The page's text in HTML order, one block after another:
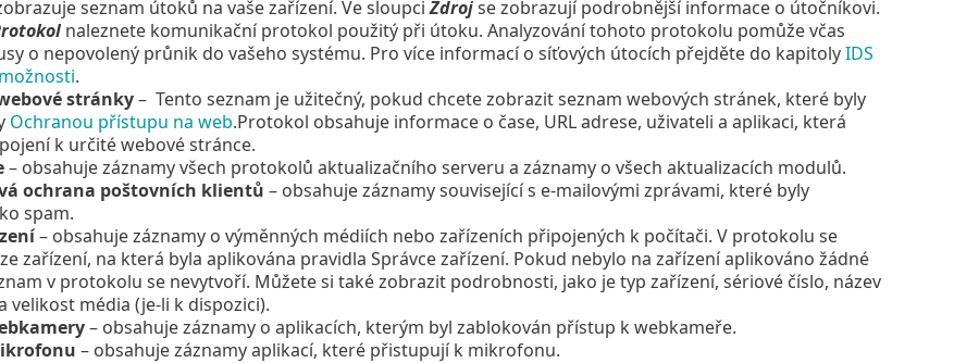
seznam útoků na vaše zařízení. Ve sloupciZdrojse zobrazují podrobnější informace o útočníkovi.
naleznete komunikační protokol použitý při útoku. Analyzování tohoto protokolu pomůže včas
o nepovolený průnik do vašeho systému. Pro více informací o síťových útocích přejděte do kapitolyIDS
.
stránky– Tento seznam je užitečný, pokud chcete zobrazit seznam webových stránek, které byly
Ochranou přístupu na web.Protokol obsahuje informace o čase, URL adrese, uživateli a aplikaci, která
k určité webové stránce.
– obsahuje záznamy všech protokolů aktualizačního serveru a záznamy o všech aktualizacích modulů.
ochrana poštovních klientů – obsahuje záznamy související s e-mailovými zprávami, které byly
spam.
– obsahuje záznamy o výměnných médiích nebo zařízeních připojených k počítači. V protokolu se
zařízení, na která byla aplikována pravidla Správce zařízení. Pokud nebylo na zařízení aplikováno žádné
v protokolu se nevytvoří. Můžete si také zobrazit podrobnosti, jako je typ zařízení, sériové číslo, název
velikost média (je-li k dispozici).
– obsahuje záznamy o aplikacích, kterým byl zablokován přístup k webkameře.
– obsahuje záznamy aplikací, které přistupují k mikrofonu.